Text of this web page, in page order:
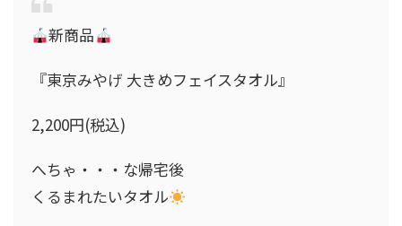
新商品
『東京みやげ 大きめフェイスタオル』
2,200円(税込)
へちゃ・・・な帰宅後
くるまれたいタオル